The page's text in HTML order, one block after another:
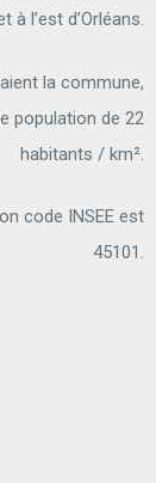
l’est d’Orléans.
la commune,
population de 22
habitants / km².
code INSEE est
45101.